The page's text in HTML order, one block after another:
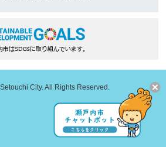
City. All Rights Reserved.